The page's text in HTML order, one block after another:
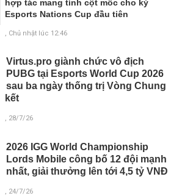
hợp tác mang tính cột mốc cho kỳ
Esports Nations Cup đầu tiên
, Chủ nhật lúc 12:46
Virtus.pro giành chức vô địch
PUBG tại Esports World Cup 2026
sau ba ngày thống trị Vòng Chung
kết
, 28/7/26
2026 IGG World Championship
Lords Mobile công bố 12 đội mạnh
nhất, giải thưởng lên tới 4,5 tỷ VNĐ
, 24/7/26